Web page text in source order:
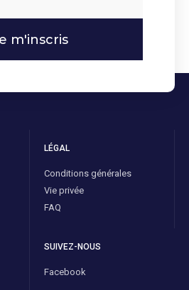
m'inscris
LÉGAL
Conditions générales
Vie privée
FAQ
SUIVEZ-NOUS
Facebook